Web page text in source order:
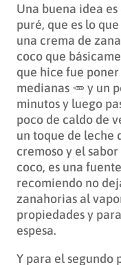
Una buena idea
puré, que es lo
una crema de
coco que
que hice fue
medianas 🥕 y un
minutos y luego
poco de caldo de
un toque de leche
cremoso y el
coco, es una
recomiendo no
zanahorias al
propiedades y
espesa.
Y para el segundo